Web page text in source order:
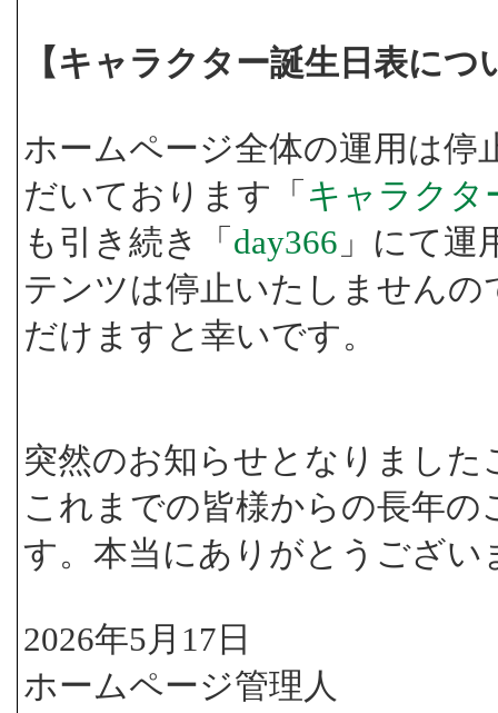
【キャラクター誕生日表に
ホームページ全体の運用は停
だいております「 キャラクタ
も引き続き「 day366 」にて
テンツは停止いたしません
だけますと幸いです。
突然のお知らせとなりまし
これまでの皆様からの長年
す。本当にありがとうござい
2026年5月17日
ホームページ管理人